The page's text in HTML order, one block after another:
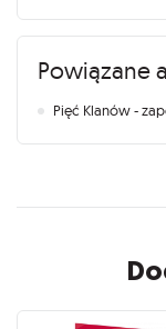
Powiązane
Pięć Klanów -